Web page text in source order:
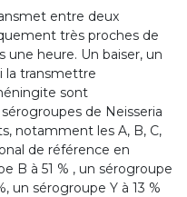
entre deux
très proches de
une heure. Un baiser, un
la transmettre
sont
de Neisseria
notamment les A, B, C,
de référence en
B à 51 % , un sérogroupe
un sérogroupe Y à 13 %